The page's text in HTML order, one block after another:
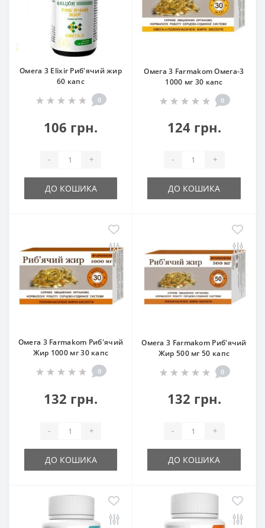
Омега 3 Elixir Риб'ячий жир
60 капс
0
106 грн.
- +
ДО КОШИКА
Омега 3 Farmakom Омега-3
1000 мг 30 капс
0
124 грн.
- +
ДО КОШИКА
Омега 3 Farmakom Риб'ячий
Жир 1000 мг 30 капс
0
132 грн.
- +
ДО КОШИКА
Омега 3 Farmakom Риб'ячий
Жир 500 мг 50 капс
0
132 грн.
- +
ДО КОШИКА